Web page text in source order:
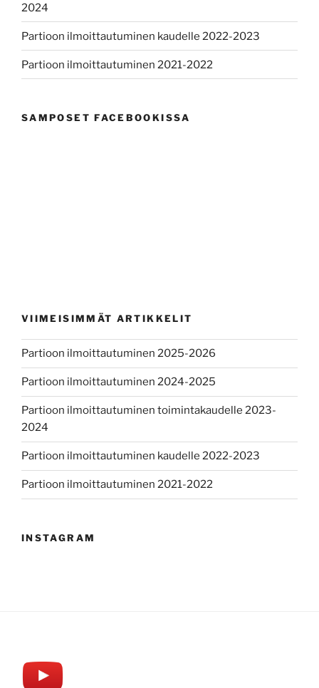
2024
Partioon ilmoittautuminen kaudelle 2022-2023
Partioon ilmoittautuminen 2021-2022
SAMPOSET FACEBOOKISSA
VIIMEISIMMÄT ARTIKKELIT
Partioon ilmoittautuminen 2025-2026
Partioon ilmoittautuminen 2024-2025
Partioon ilmoittautuminen toimintakaudelle 2023-
2024
Partioon ilmoittautuminen kaudelle 2022-2023
Partioon ilmoittautuminen 2021-2022
INSTAGRAM